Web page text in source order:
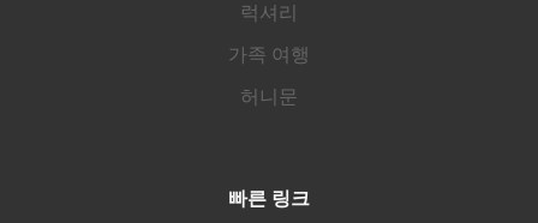
럭셔리
가족 여행
허니문
빠른 링크